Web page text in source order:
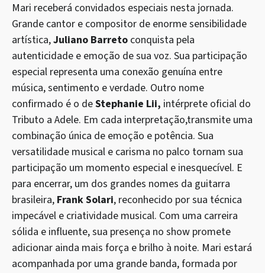
Mari receberá convidados especiais nesta jornada.
Grande cantor e compositor de enorme sensibilidade
artística,Juliano Barreto conquista pela
autenticidade e emoção de sua voz. Sua participação
especial representa uma conexão genuína entre
música, sentimento e verdade. Outro nome
confirmado é o deStephanie Lii, intérprete oficial do
Tributo a Adele. Em cada interpretação,transmite uma
combinação única de emoção e potência. Sua
versatilidade musical e carisma no palco tornam sua
participação um momento especial e inesquecível. E
para encerrar, um dos grandes nomes da guitarra
brasileira, Frank Solari, reconhecido por sua técnica
impecável e criatividade musical. Com uma carreira
sólida e influente, sua presença no show promete
adicionar ainda mais força e brilho à noite. Mari estará
acompanhada por uma grande banda, formada por